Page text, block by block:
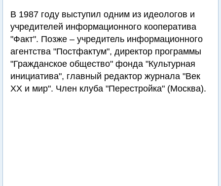
В 1987 году выступил одним из идеологов и
учредителей информационного кооператива
"Факт". Позже – учредитель информационного
агентства "Постфактум", директор программы
"Гражданское общество" фонда "Культурная
инициатива", главный редактор журнала "Век
XX и мир". Член клуба "Перестройка" (Москва).